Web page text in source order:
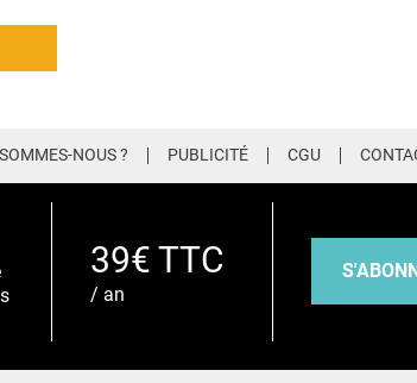
NOUS ? PUBLICITÉ CGU
39€ TTC
/ an